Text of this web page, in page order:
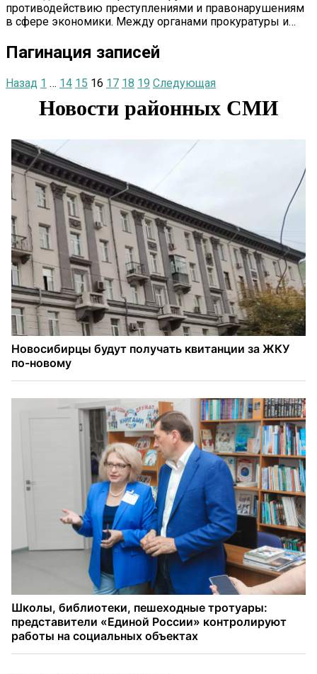
противодействию преступлениями и правонарушениям
в сфере экономики. Между органами прокуратуры и…
Пагинация записей
Назад 1 … 14 15 16 17 18 19 Следующая